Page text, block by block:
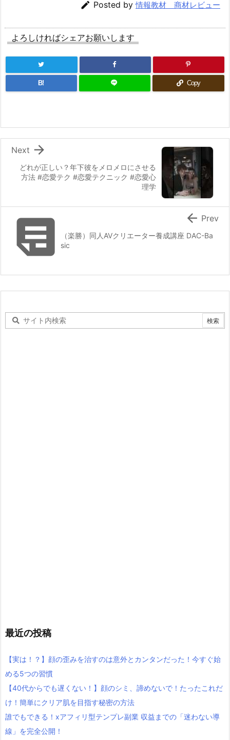
 Posted by情報教材 商材レビュー
よろしければシェアお願いします
B! Copy
どれが正しい？年下彼をメロメロにさせる
方法 #恋愛テク #恋愛テクニック #恋愛心
理学

Next
 （楽勝）同人AVクリエーター養成講座 DAC-Ba
sic
 Prev
最近の投稿
【実は！？】顔の歪みを治すのは意外とカンタンだった！今すぐ始
める5つの習慣
【40代からでも遅くない！】顔のシミ、諦めないで！たったこれだ
け！簡単にクリア肌を目指す秘密の方法
誰でもできる！xアフィリ型テンプレ副業 収益までの「迷わない導
線」を完全公開！